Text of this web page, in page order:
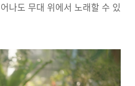
나도 무대 위에서 노래할 수 있